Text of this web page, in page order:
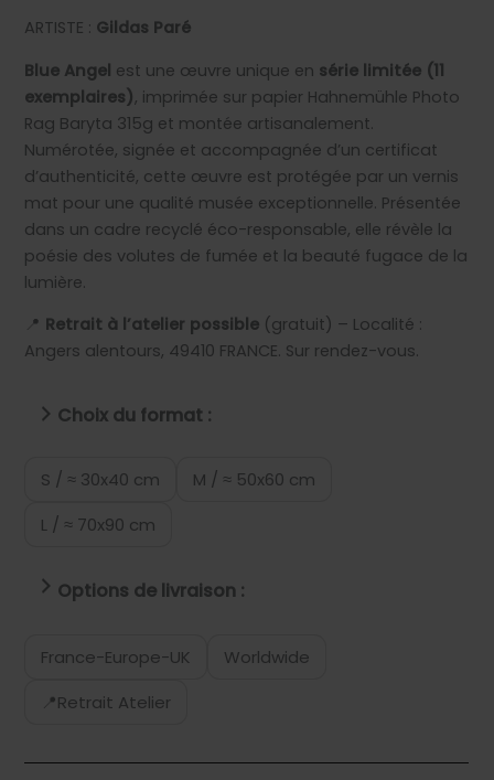
.950,00 €
ARTISTE : Gildas Paré
Blue Angel est une œuvre unique en série limitée (11
exemplaires), imprimée sur papier Hahnemühle Photo
Rag Baryta 315g et montée artisanalement.
Numérotée, signée et accompagnée d’un certificat
d’authenticité, cette œuvre est protégée par un vernis
mat pour une qualité musée exceptionnelle. Présentée
dans un cadre recyclé éco-responsable, elle révèle la
poésie des volutes de fumée et la beauté fugace de la
lumière.
📍 Retrait à l’atelier possible (gratuit) – Localité :
Angers alentours, 49410 FRANCE. Sur rendez-vous.
Choix du format :
S / ≈ 30x40 cm
M / ≈ 50x60 cm
L / ≈ 70x90 cm
Options de livraison :
France-Europe-UK
Worldwide
📍Retrait Atelier